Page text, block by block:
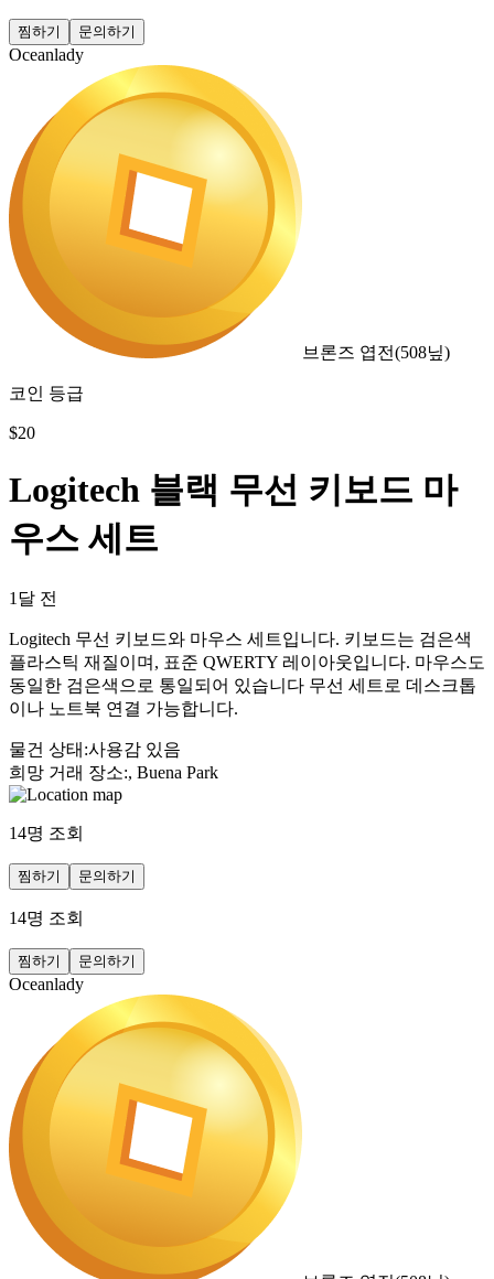
찜하기 문의하기
Oceanlady
브론즈 엽전(508닢)
코인 등급
$20
Logitech 블랙 무선 키보드 마
우스 세트
1달 전
Logitech 무선 키보드와 마우스 세트입니다. 키보드는 검은색
플라스틱 재질이며, 표준 QWERTY 레이아웃입니다. 마우스도
동일한 검은색으로 통일되어 있습니다 무선 세트로 데스크톱
이나 노트북 연결 가능합니다.
물건 상태 :사용감 있음
희망 거래 장소:, Buena Park
14명 조회
찜하기 문의하기
14명 조회
찜하기 문의하기
Oceanlady